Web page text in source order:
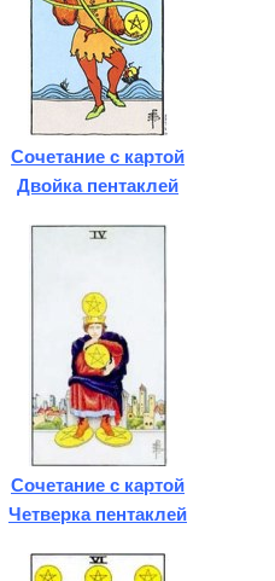
Сочетание с картой
Двойка пентаклей
Сочетание с картой
Четверка пентаклей